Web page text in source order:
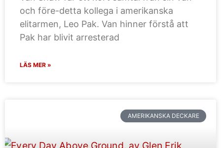
och före-detta kollega i amerikanska
elitarmen, Leo Pak. Van hinner förstå att
Pak har blivit arresterad
LÄS MER »
AMERIKANSKA DECKARE